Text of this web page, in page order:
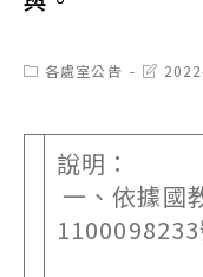
Post各處室公告
Post
說明：
一、依據國
1100098233